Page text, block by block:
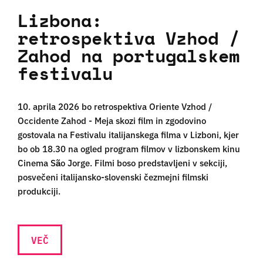
Lizbona:
retrospektiva Vzhod /
Zahod na portugalskem
festivalu
10. aprila 2026 bo retrospektiva Oriente Vzhod /
Occidente Zahod - Meja skozi film in zgodovino
gostovala na Festivalu italijanskega filma v Lizboni, kjer
bo ob 18.30 na ogled program filmov v lizbonskem kinu
Cinema São Jorge. Filmi boso predstavljeni v sekciji,
posvečeni italijansko-slovenski čezmejni filmski
produkciji.
VEČ